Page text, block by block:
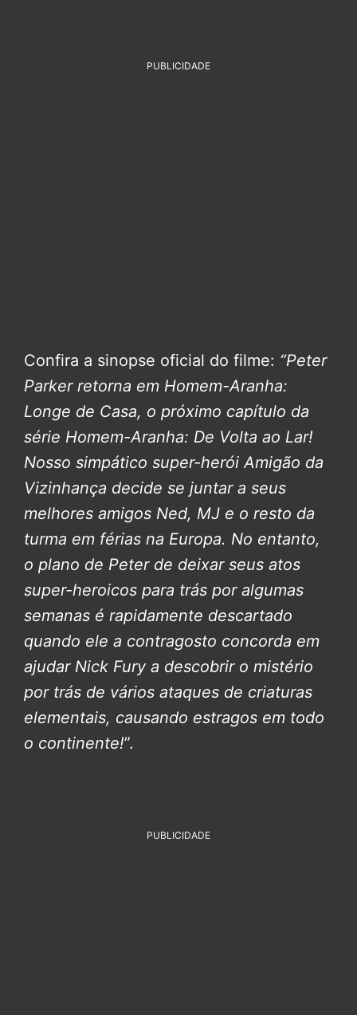
PUBLICIDADE
Confira a sinopse oficial do filme: “Peter
Parker retorna em Homem-Aranha:
Longe de Casa, o próximo capítulo da
série Homem-Aranha: De Volta ao Lar!
Nosso simpático super-herói Amigão da
Vizinhança decide se juntar a seus
melhores amigos Ned, MJ e o resto da
turma em férias na Europa. No entanto,
o plano de Peter de deixar seus atos
super-heroicos para trás por algumas
semanas é rapidamente descartado
quando ele a contragosto concorda em
ajudar Nick Fury a descobrir o mistério
por trás de vários ataques de criaturas
elementais, causando estragos em todo
o continente!”.
PUBLICIDADE